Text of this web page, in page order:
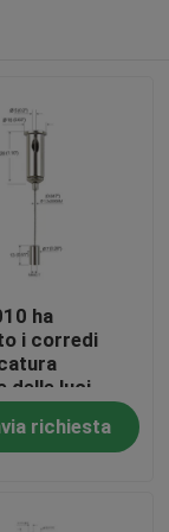
ha
i corredi
delle luci
il cavo
ed i perni
richiesta